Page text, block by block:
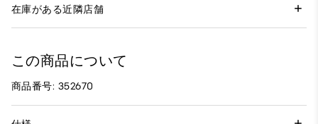
在庫がある近隣店舗
この商品について
商品番号: 352670